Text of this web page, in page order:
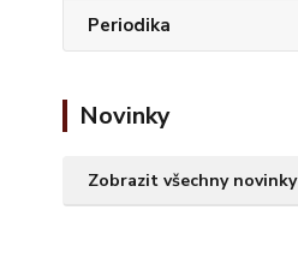
Periodika
Novinky
Zobrazit všechny novinky